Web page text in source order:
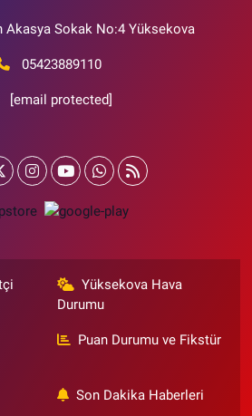
Akasya Sokak No:4 Yüksekova
05423889110
[email protected]
Yüksekova Hava
Durumu
Puan Durumu ve Fikstür
Son Dakika Haberleri